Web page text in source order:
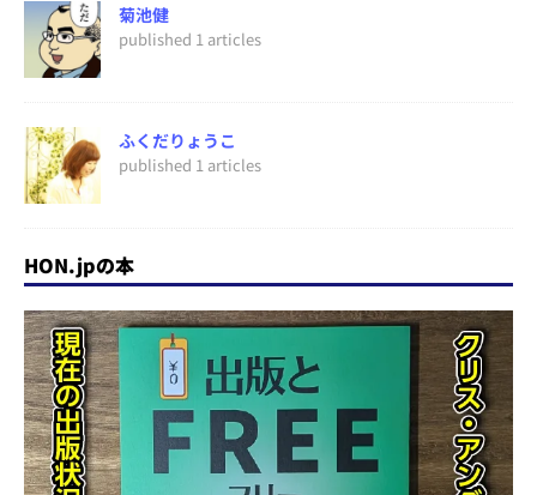
菊池健
published 1 articles
ふくだりょうこ
published 1 articles
HON.jpの本